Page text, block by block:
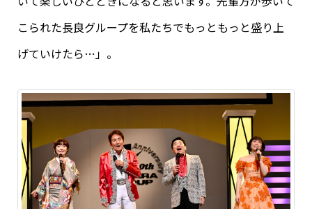
こられた長良グループを私たちでもっともっと盛り上
げていけたら…」。